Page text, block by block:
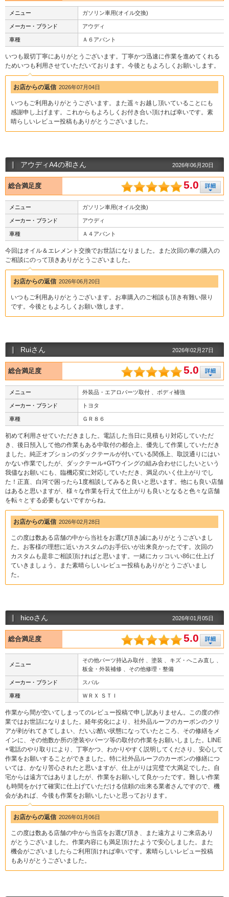
メニュー ガソリン車用(オイル交換)
メーカー・ブランド アウディ
車種 Ａ６アバント
いつも親切丁寧にありがとうございます。丁寧かつ迅速に作業を進めてくれる
ためいつも利用させていただいております。今後ともよろしくお願いします。
お店からの返信 2026年07月04日
いつもご利用ありがとうございます。また遥々お越し頂いていることにも
感謝申し上げます。これからもよろしくお付き合い頂ければ幸いです。素
晴らしいレビュー投稿もありがとうございました。
アウディA4の和さん 2026年06月20日
総合満足度 5.0
メニュー ガソリン車用(オイル交換)
メーカー・ブランド アウディ
車種 Ａ４アバント
今回はオイル＆エレメント交換でお世話になりました。また次回の車の購入の
ご相談にのって頂きありがとうございました。
お店からの返信 2026年06月20日
いつもご利用ありがとうございます。お車購入のご相談も頂き有難い限り
です。今後ともよろしくお願い致します。
Ruiさん 2026年02月27日
総合満足度 5.0
メニュー 外装品・エアロパーツ取付 、ボディ補強
メーカー・ブランド トヨタ
車種 ＧＲ８６
初めて利用させていただきました。電話した当日に見積もり対応していただ
き、後日預入して他の作業もある中取付の都合上、優先して作業していただき
ました。純正オプションのダックテールが付いている関係上、取説通りにはい
かない作業でしたが、ダックテール+GTウイングの組み合わせにしたいという
我儘なお願いにも、臨機応変に対応していただき、満足のいく仕上がりでし
た！正直、白河で困ったら1度相談してみると良いと思います。他にも良い店舗
はあると思いますが、様々な作業を行えて仕上がりも良いとなると色々な店舗
を転々とする必要もないですからね。
お店からの返信 2026年02月28日
この度は数ある店舗の中から当社をお選び頂き誠にありがとうございまし
た。お客様の理想に近いカスタムのお手伝いが出来良かったです。次回の
カスタムも是非ご相談頂ければと思います。一緒にカッコいい86に仕上げ
ていきましょう。また素晴らしいレビュー投稿もありがとうございまし
た。
hicoさん 2026年01月05日
総合満足度 5.0
メニュー
その他パーツ持込み取付 、塗装 、キズ・へこみ直し 、
板金・外装補修 、その他修理・整備
メーカー・ブランド スバル
車種 ＷＲＸ ＳＴＩ
作業から間が空いてしまってのレビュー投稿で申し訳ありません。この度の作
業ではお世話になりました。経年劣化により、社外品ルーフのカーボンのクリ
アが剥がれてきてしまい、だいぶ酷い状態になっていたところ、その修繕をメ
インに、その他数か所の塗装やパーツ等の取付の作業をお願いしました。LINE
+電話のやり取りにより、丁寧かつ、わかりやすく説明してくださり、安心して
作業をお願いすることができました。特に社外品ルーフのカーボンの修繕につ
いては、かなり苦心されたと思いますが、仕上がりは完璧で大満足でした。自
宅からは遠方ではありましたが、作業をお願いして良かったです。難しい作業
も時間をかけて確実に仕上げていただける信頼の出来る業者さんですので、機
会があれば、今後も作業をお願いしたいと思っております。
お店からの返信 2026年01月06日
この度は数ある店舗の中から当店をお選び頂き、また遠方よりご来店あり
がとうございました。作業内容にも満足頂けたようで安心しました。また
機会がございましたらご利用頂ければ幸いです。素晴らしいレビュー投稿
もありがとうございました。